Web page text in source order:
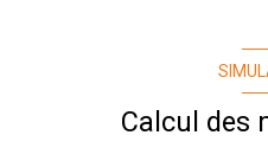
Calcul des